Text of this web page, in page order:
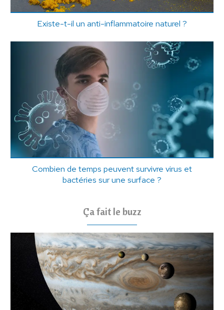
Existe-t-il un anti-inflammatoire naturel ?
Combien de temps peuvent survivre virus et
bactéries sur une surface ?
Ça fait le buzz